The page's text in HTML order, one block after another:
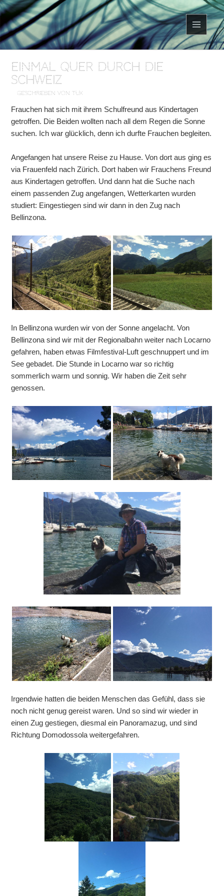
MENÜ
UND
Einmal quer durch die
Schweiz
geschrieben von Tux
Frauchen hat sich mit ihrem Schulfreund aus Kindertagen
getroffen. Die Beiden wollten nach all dem Regen die Sonne
suchen. Ich war glücklich, denn ich durfte Frauchen begleiten.
Angefangen hat unsere Reise zu Hause. Von dort aus ging es
via Frauenfeld nach Zürich. Dort haben wir Frauchens Freund
aus Kindertagen getroffen. Und dann hat die Suche nach
einem passenden Zug angefangen, Wetterkarten wurden
studiert: Eingestiegen sind wir dann in den Zug nach
Bellinzona.
In Bellinzona wurden wir von der Sonne angelacht. Von
Bellinzona sind wir mit der Regionalbahn weiter nach Locarno
gefahren, haben etwas Filmfestival-Luft geschnuppert und im
See gebadet. Die Stunde in Locarno war so richtig
sommerlich warm und sonnig. Wir haben die Zeit sehr
genossen.
Irgendwie hatten die beiden Menschen das Gefühl, dass sie
noch nicht genug gereist waren. Und so sind wir wieder in
einen Zug gestiegen, diesmal ein Panoramazug, und sind
Richtung Domodossola weitergefahren.